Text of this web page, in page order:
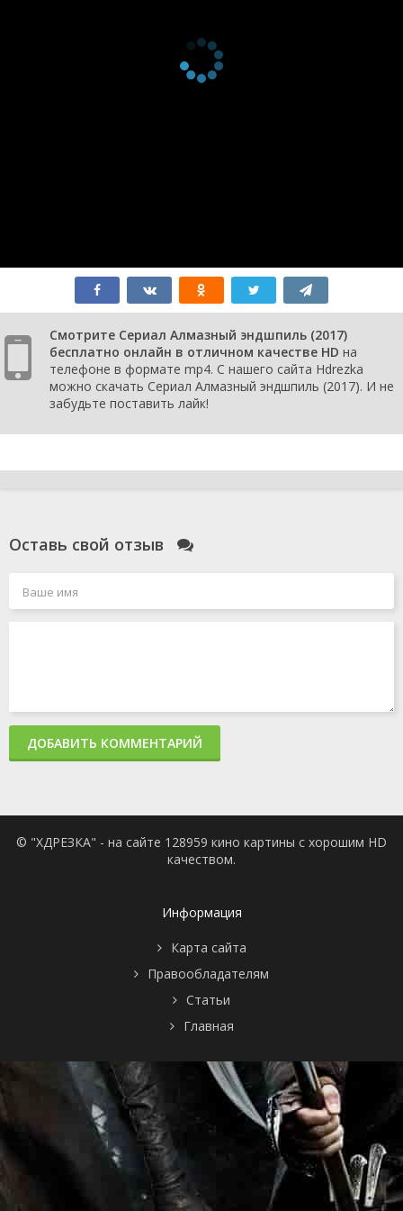
Смотрите Сериал Алмазный эндшпиль (2017)
бесплатно онлайн в отличном качестве HD на
телефоне в формате mp4. С нашего сайта Hdrezka
можно скачать Сериал Алмазный эндшпиль (2017). И не
забудьте поставить лайк!
Оставь свой отзыв
ДОБАВИТЬ КОММЕНТАРИЙ
© "ХДРЕЗКА" - на сайте 128959 кино картины с хорошим HD
качеством.
Информация
Карта сайта
Правообладателям
Статьи
Главная